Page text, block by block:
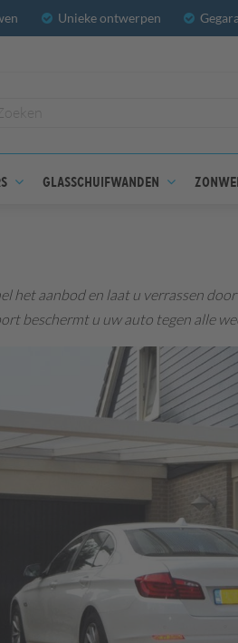
Unieke ontwerpen
Glasschuifwanden
het aanbod en laat u verrassen
beschermt u uw auto tegen alle